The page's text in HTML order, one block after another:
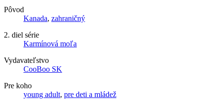
Pôvod
Kanada, zahraničný
2. diel série
Karmínová moľa
Vydavateľstvo
CooBoo SK
Pre koho
young adult, pre deti a mládež